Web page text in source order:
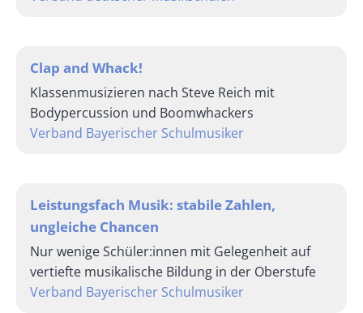
Clap and Whack!
Klassenmusizieren nach Steve Reich mit
Bodypercussion und Boomwhackers
Verband Bayerischer Schulmusiker
Leistungsfach Musik: stabile Zahlen,
ungleiche Chancen
Nur wenige Schüler:innen mit Gelegenheit auf
vertiefte musikalische Bildung in der Oberstufe
Verband Bayerischer Schulmusiker